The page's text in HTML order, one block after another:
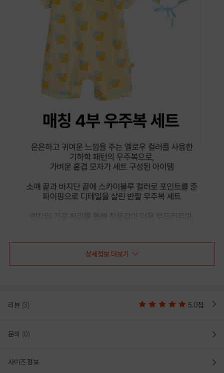
상세정보 더보기
리뷰 (3) 5.0점
문의 (0)
사이즈 정보